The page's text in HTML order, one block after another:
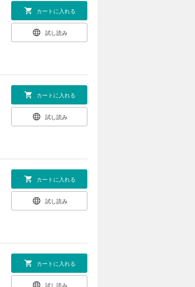
カートに入れる
試し読み
カートに入れる
試し読み
カートに入れる
試し読み
カートに入れる
試し読み